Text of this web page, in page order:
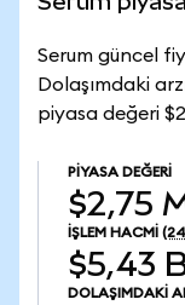
Serum güncel
Dolaşımdaki
piyasa değeri
PIYASA DEĞERI
$2,75
İŞLEM HACMI
$5,43
DOLAŞIMDAKI